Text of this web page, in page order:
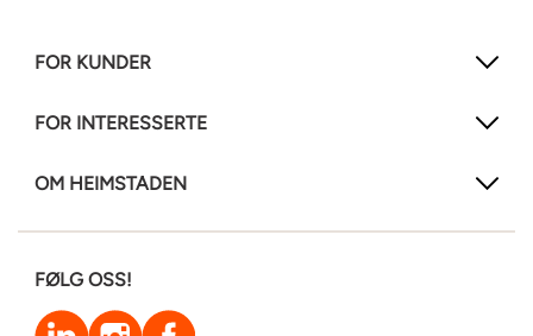
FOR KUNDER
FOR INTERESSERTE
OM HEIMSTADEN
FØLG OSS!
LinkedInInstagramFacebook